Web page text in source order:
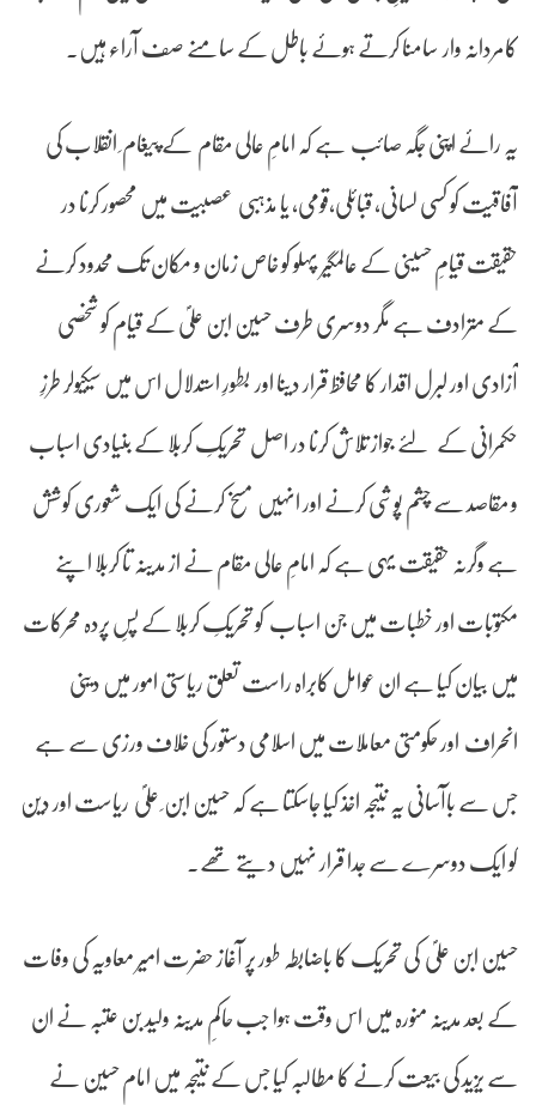
کامردانہ وار سامنا کرتے ہوئے باطل کے سامنے صف آراء ہیں۔
یہ رائے اپنی جگہ صائب ہے کہ امامِ عالی مقام کے پیغام ِ انقلاب کی
آفاقیت کو کسی لسانی، قبائلی،قومی، یا مذہبی عصبیت میں محصور کرنا در
حقیقت قیامِ حسینی کے عالمگیر پہلو کو خاص زمان و مکان تک محدود کرنے
کے مترادف ہے مگر دوسری طرف حسین ابن علیؐ کے قیام کو شخصی
آزادی اور لبرل اقدار کا محافظ قرار دینا اور بطورِ استدلال اس میں سیکیولر طرزِ
حکمرانی کے لئے جواز تلاش کرنا در اصل تحریکِ کربلا کے بنیادی اسباب
و مقاصد سے چشم پوشی کرنے اور انہیں مسخ کرنے کی ایک شعوری کوشش
ہے وگرنہ حقیقت یہی ہے کہ امامِ عالی مقام نے از مدینہ تا کربلا اپنے
مکتوبات اور خطبات میں جن اسباب کو تحریکِ کربلا کے پسِ پردہ محرکات
میں بیان کیا ہے ان عوامل کابراہ راست تعلق ریاستی امور میں دینی
انحراف اور حکومتی معاملات میں اسلامی دستور کی خلاف ورزی سے ہے
جس سے باآسانی یہ نتیجہ اخذ کیا جاسکتا ہے کہ حسین ابن ِ علیؐ ریاست اور دین
کو ایک دوسرے سے جدا قرار نہیں دیتے تھے۔
حسین ابن علیؐ کی تحریک کا باضابطہ طور پر آغاز حضرت امیر معاویہ کی وفات
کے بعد مدینہ منورہ میں اس وقت ہوا جب حاکمِ مدینہ ولید بن عتبہ نے ان
سے یزید کی بیعت کرنے کا مطالبہ کیا جس کے نتیجہ میں امام حسین نے